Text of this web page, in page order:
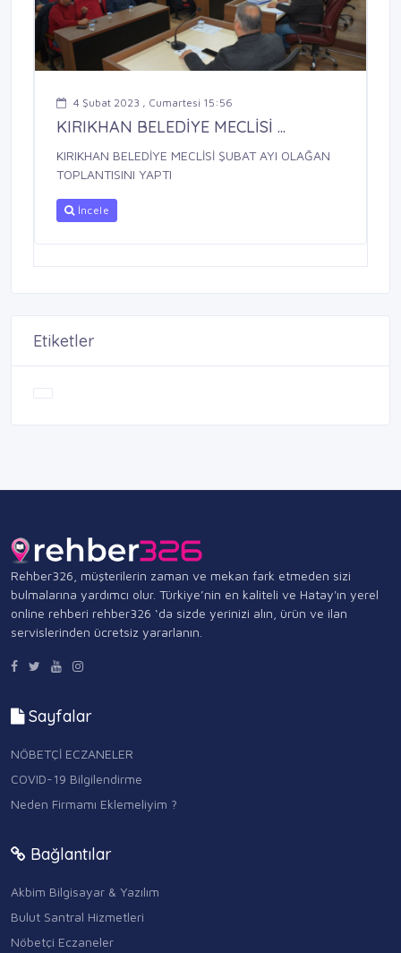
4 Şubat 2023 , Cumartesi 15:56
KIRIKHAN BELEDİYE MECLİSİ ...
KIRIKHAN BELEDİYE MECLİSİ ŞUBAT AYI OLAĞAN
TOPLANTISINI YAPTI
İncele
Etiketler
Rehber326, müşterilerin zaman ve mekan fark etmeden sizi
bulmalarına yardımcı olur. Türkiye’nin en kaliteli ve Hatay'ın yerel
online rehberi rehber326 ‘da sizde yerinizi alın, ürün ve ilan
servislerinden ücretsiz yararlanın.
Sayfalar
NÖBETÇİ ECZANELER
COVID-19 Bilgilendirme
Neden Firmamı Eklemeliyim ?
Bağlantılar
Akbim Bilgisayar & Yazılım
Bulut Santral Hizmetleri
Nöbetçi Eczaneler